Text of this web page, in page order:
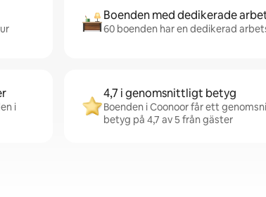
Boenden med dedikerade
60 boenden har en dedikerad
i
4,7 i genomsnittligt betyg
Boenden i Coonoor får ett
betyg på 4,7 av 5 från gäster